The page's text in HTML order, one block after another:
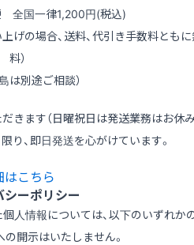
全国一律1,200円(税込)
げの場合、送料、代引き手数料とも
料）
は別途ご相談）
きます（日曜祝日は発送業務はお休
り、即日発送を心がけています。
はこちら
シーポリシー
人情報については、以下のいずれか
の開示はいたしません。